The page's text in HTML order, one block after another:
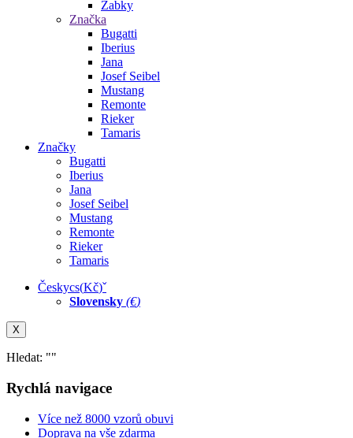
Žabky
Značka
Bugatti
Iberius
Jana
Josef Seibel
Mustang
Remonte
Rieker
Tamaris
Značky
Bugatti
Iberius
Jana
Josef Seibel
Mustang
Remonte
Rieker
Tamaris
Českycs(Kč)ˇ
Slovensky (€)
X
Hledat: ""
Rychlá navigace
Více než 8000 vzorů obuvi
Doprava na vše zdarma